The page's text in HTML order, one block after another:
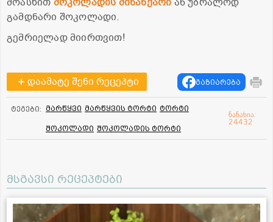
მოასხით შოკოლადის მინანქარი ან უბრალოდ
გამდნარი შოკოლადი.
გემრიელად მიირთვით!
დაამატე შენი რეცეპტი გაზიარება
ტეგები: მარწყვი მარწყვის ტორტი ტორტი
შოკოლადი შოკოლადის ტორტი
ნანახია:
24432
მსგავსი რეცეპტები